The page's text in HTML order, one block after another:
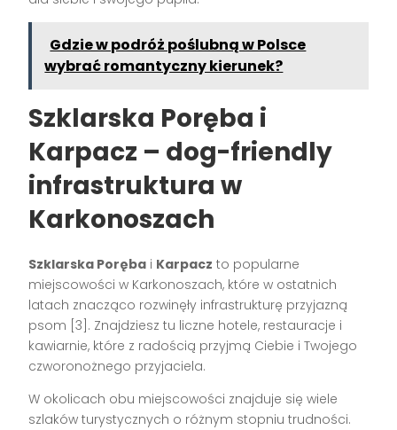
Gdzie w podróż poślubną w Polsce
wybrać romantyczny kierunek?
Szklarska Poręba i
Karpacz – dog-friendly
infrastruktura w
Karkonoszach
Szklarska Poręba i Karpacz to popularne
miejscowości w Karkonoszach, które w ostatnich
latach znacząco rozwinęły infrastrukturę przyjazną
psom [3]. Znajdziesz tu liczne hotele, restauracje i
kawiarnie, które z radością przyjmą Ciebie i Twojego
czworonożnego przyjaciela.
W okolicach obu miejscowości znajduje się wiele
szlaków turystycznych o różnym stopniu trudności.